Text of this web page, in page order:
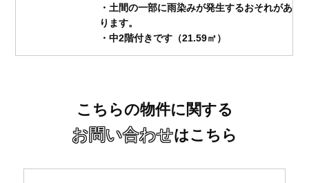
・土間の一部に雨染みが発生するおそれがあ
ります。
・中2階付きです（21.59㎡）
こちらの物件に関する
お問い合わせはこちら